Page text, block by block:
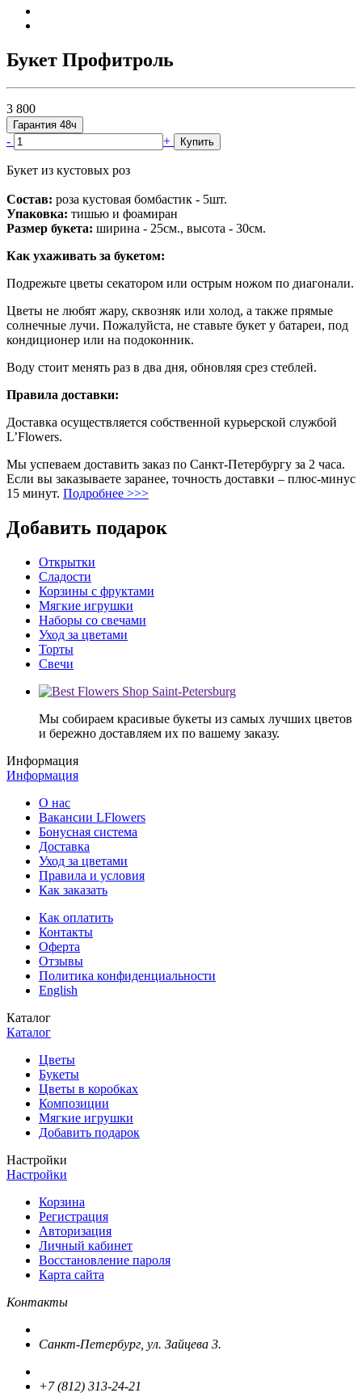
Букет Профитроль
3 800
Гарантия 48ч
- + Купить
Букет из кустовых роз
Состав: роза кустовая бомбастик - 5шт.
Упаковка: тишью и фоамиран
Размер букета: ширина - 25см., высота - 30см.
Как ухаживать за букетом:
Подрежьте цветы секатором или острым ножом по диагонали.
Цветы не любят жару, сквозняк или холод, а также прямые
солнечные лучи. Пожалуйста, не ставьте букет у батареи, под
кондиционер или на подоконник.
Воду стоит менять раз в два дня, обновляя срез стеблей.
Правила доставки:
Доставка осуществляется собственной курьерской службой
L’Flowers.
Мы успеваем доставить заказ по Санкт-Петербургу за 2 часа.
Если вы заказываете заранее, точность доставки – плюс-минус
15 минут. Подробнее >>>
Добавить подарок
Открытки
Сладости
Корзины с фруктами
Мягкие игрушки
Наборы со свечами
Уход за цветами
Торты
Свечи
Мы собираем красивые букеты из самых лучших цветов
и бережно доставляем их по вашему заказу.
Информация
Информация
О нас
Вакансии LFlowers
Бонусная система
Доставка
Уход за цветами
Правила и условия
Как заказать
Как оплатить
Контакты
Оферта
Отзывы
Политика конфиденциальности
English
Каталог
Каталог
Цветы
Букеты
Цветы в коробках
Композиции
Мягкие игрушки
Добавить подарок
Настройки
Настройки
Корзина
Регистрация
Авторизация
Личный кабинет
Восстановление пароля
Карта сайта
Контакты
Санкт-Петербург, ул. Зайцева 3.
+7 (812) 313-24-21